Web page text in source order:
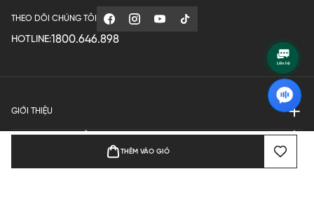
THÊM VÀO GIỎ
THEO DÕI CHÚNG TÔI
HOTLINE:1800.646.898
GIỚI THIỆU
QUY ĐỊNH HOẠT ĐỘNG